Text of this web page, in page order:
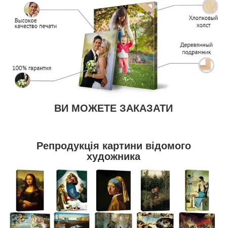
ВИ МОЖЕТЕ ЗАКАЗАТИ
Репродукція картини відомого
художника